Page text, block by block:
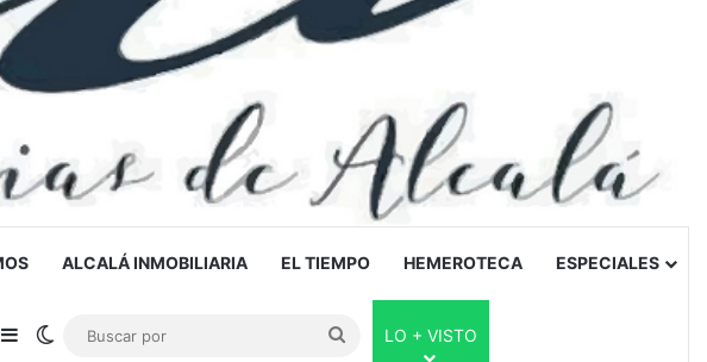
ALCALÁ INMOBILIARIA EL TIEMPO HEMEROTECA ESPECIALES
al azar
Barra lateral
Switch skin
BuscarLO + VISTO